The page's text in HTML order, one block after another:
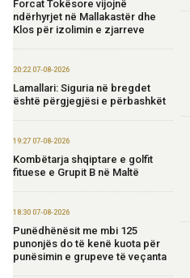
Forcat Tokësore vijojnë
ndërhyrjet në Mallakastër dhe
Klos për izolimin e zjarreve
20:22 07-08-2026
Lamallari: Siguria në bregdet
është përgjegjësi e përbashkët
19:27 07-08-2026
Kombëtarja shqiptare e golfit
fituese e Grupit B në Maltë
18:30 07-08-2026
Punëdhënësit me mbi 125
punonjës do të kenë kuota për
punësimin e grupeve të veçanta